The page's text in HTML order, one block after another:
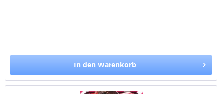
In den Warenkorb